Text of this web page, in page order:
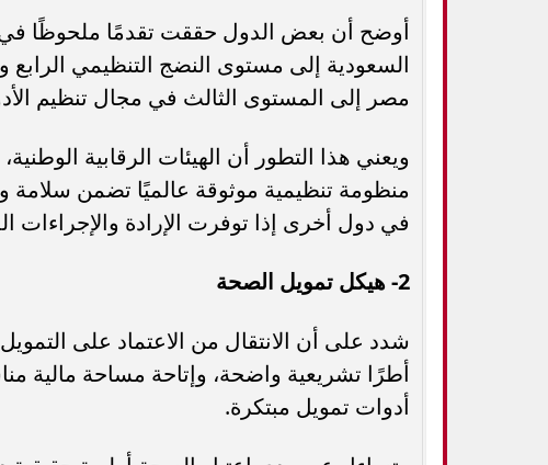
أوضح أن بعض الدول حققت تقدمًا ملحوظًا في
السعودية إلى مستوى النضج التنظيمي
مصر إلى المستوى الثالث في مجال تنظيم
ويعني هذا التطور أن الهيئات الرقابية
منظومة تنظيمية موثوقة عالميًا تضمن سلامة
في دول أخرى إذا توفرت الإرادة والإجراءات
2- هيكل تمويل الصحة
شدد على أن الانتقال من الاعتماد على
أطرًا تشريعية واضحة، وإتاحة مساحة مالية
أدوات تمويل مبتكرة.